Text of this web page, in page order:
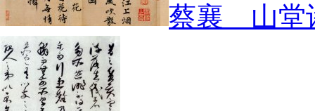
蔡襄 山堂